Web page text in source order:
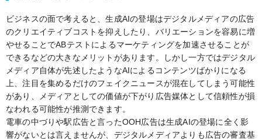
ビジネスの面で考えると、生成AIの登場はデジタルメディアの広告
のクリエイティブコストを抑えしたり、バリエーションを容易に増
やせることでABテストによるマーケティングを加速させることが
できるなどの大きなメリットがあります。しかし一方ではデジタル
メディア自体が先述したようなAIによるコンテンツばかりになる
上、注目を集めるだけのフェイクニュースが混在してしまう可能性
があり、メディアとしての価値が下がり広告媒体として信頼性が損
なわれる可能性が推測できます。
電車の中づりや駅広告と言ったOOH広告は生成AIの登場に全く影
響がないとは言えませんが、デジタルメディアよりも広告の審査基